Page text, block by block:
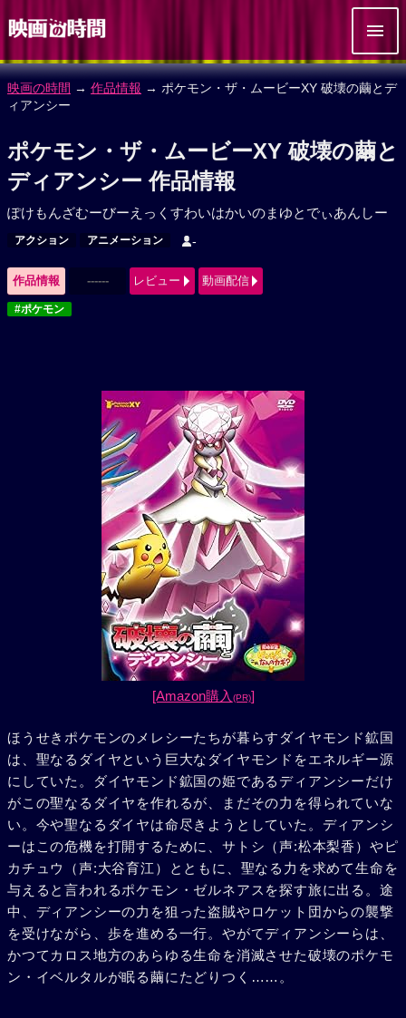
映画の時間 → 作品情報 → ポケモン・ザ・ムービーXY 破壊の繭とデ
ィアンシー
ポケモン・ザ・ムービーXY 破壊の繭と
ディアンシー 作品情報
ぽけもんざむーびーえっくすわいはかいのまゆとでぃあんしー
アクション アニメーション -
作品情報 ------ レビュー 動画配信
#ポケモン
[Amazon購入 (PR)]
ほうせきポケモンのメレシーたちが暮らすダイヤモンド鉱国
は、聖なるダイヤという巨大なダイヤモンドをエネルギー源
にしていた。ダイヤモンド鉱国の姫であるディアンシーだけ
がこの聖なるダイヤを作れるが、まだその力を得られていな
い。今や聖なるダイヤは命尽きようとしていた。ディアンシ
ーはこの危機を打開するために、サトシ（声:松本梨香）やピ
カチュウ（声:大谷育江）とともに、聖なる力を求めて生命を
与えると言われるポケモン・ゼルネアスを探す旅に出る。途
中、ディアンシーの力を狙った盗賊やロケット団からの襲撃
を受けながら、歩を進める一行。やがてディアンシーらは、
かつてカロス地方のあらゆる生命を消滅させた破壊のポケモ
ン・イベルタルが眠る繭にたどりつく……。